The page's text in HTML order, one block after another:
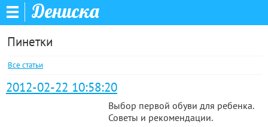
Дениска
Пинетки
Все статьи
2012-02-22 10:58:20
Выбор первой обуви для ребенка.
Советы и рекомендации.